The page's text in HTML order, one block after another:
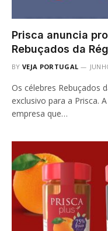
Prisca anuncia
Rebuçados da
BY VEJA PORTUGAL
Os célebres Rebuçados
exclusivo para a Prisca.
empresa que…